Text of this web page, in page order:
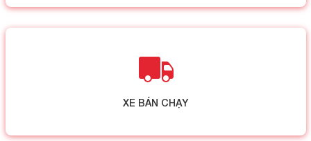
XE BÁN CHẠY